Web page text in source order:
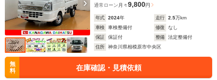
通常ローン 月々9,800円
年式 2024年 走行 2.5万km
車検
車検整備付 修復
なし
保証
保証付 整備
法定整備付
住所
神奈川県相模原市中央区
無
料
在庫確認・見積依頼